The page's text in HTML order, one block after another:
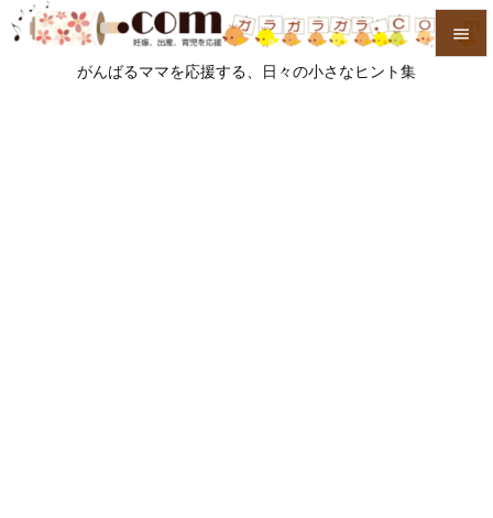
がんばるママを応援する、日々の小さなヒント集
